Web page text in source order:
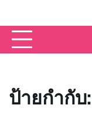
content
ป้ายกำกับ: